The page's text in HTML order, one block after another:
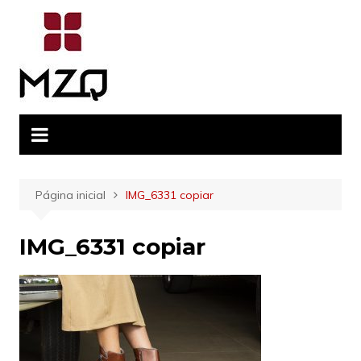
conteúdo
Página inicial IMG_6331 copiar
IMG_6331 copiar